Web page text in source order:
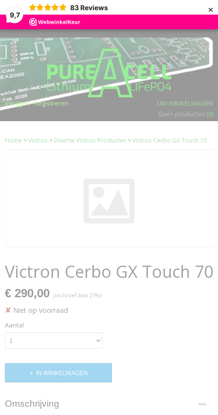
9,7
83 Reviews ×
Inloggen Registreren
UW WINKELWAGEN
Geen producten (0)
Home >Victron > Diverse Victron Producten >Victron Cerbo GX Touch 70
Victron Cerbo GX Touch 70
€ 290,00 (inclusief btw 21%)
✘ Niet op voorraad
Aantal
IN WINKELWAGEN
Omschrijving